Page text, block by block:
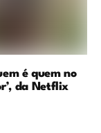
é quem no
da Netflix